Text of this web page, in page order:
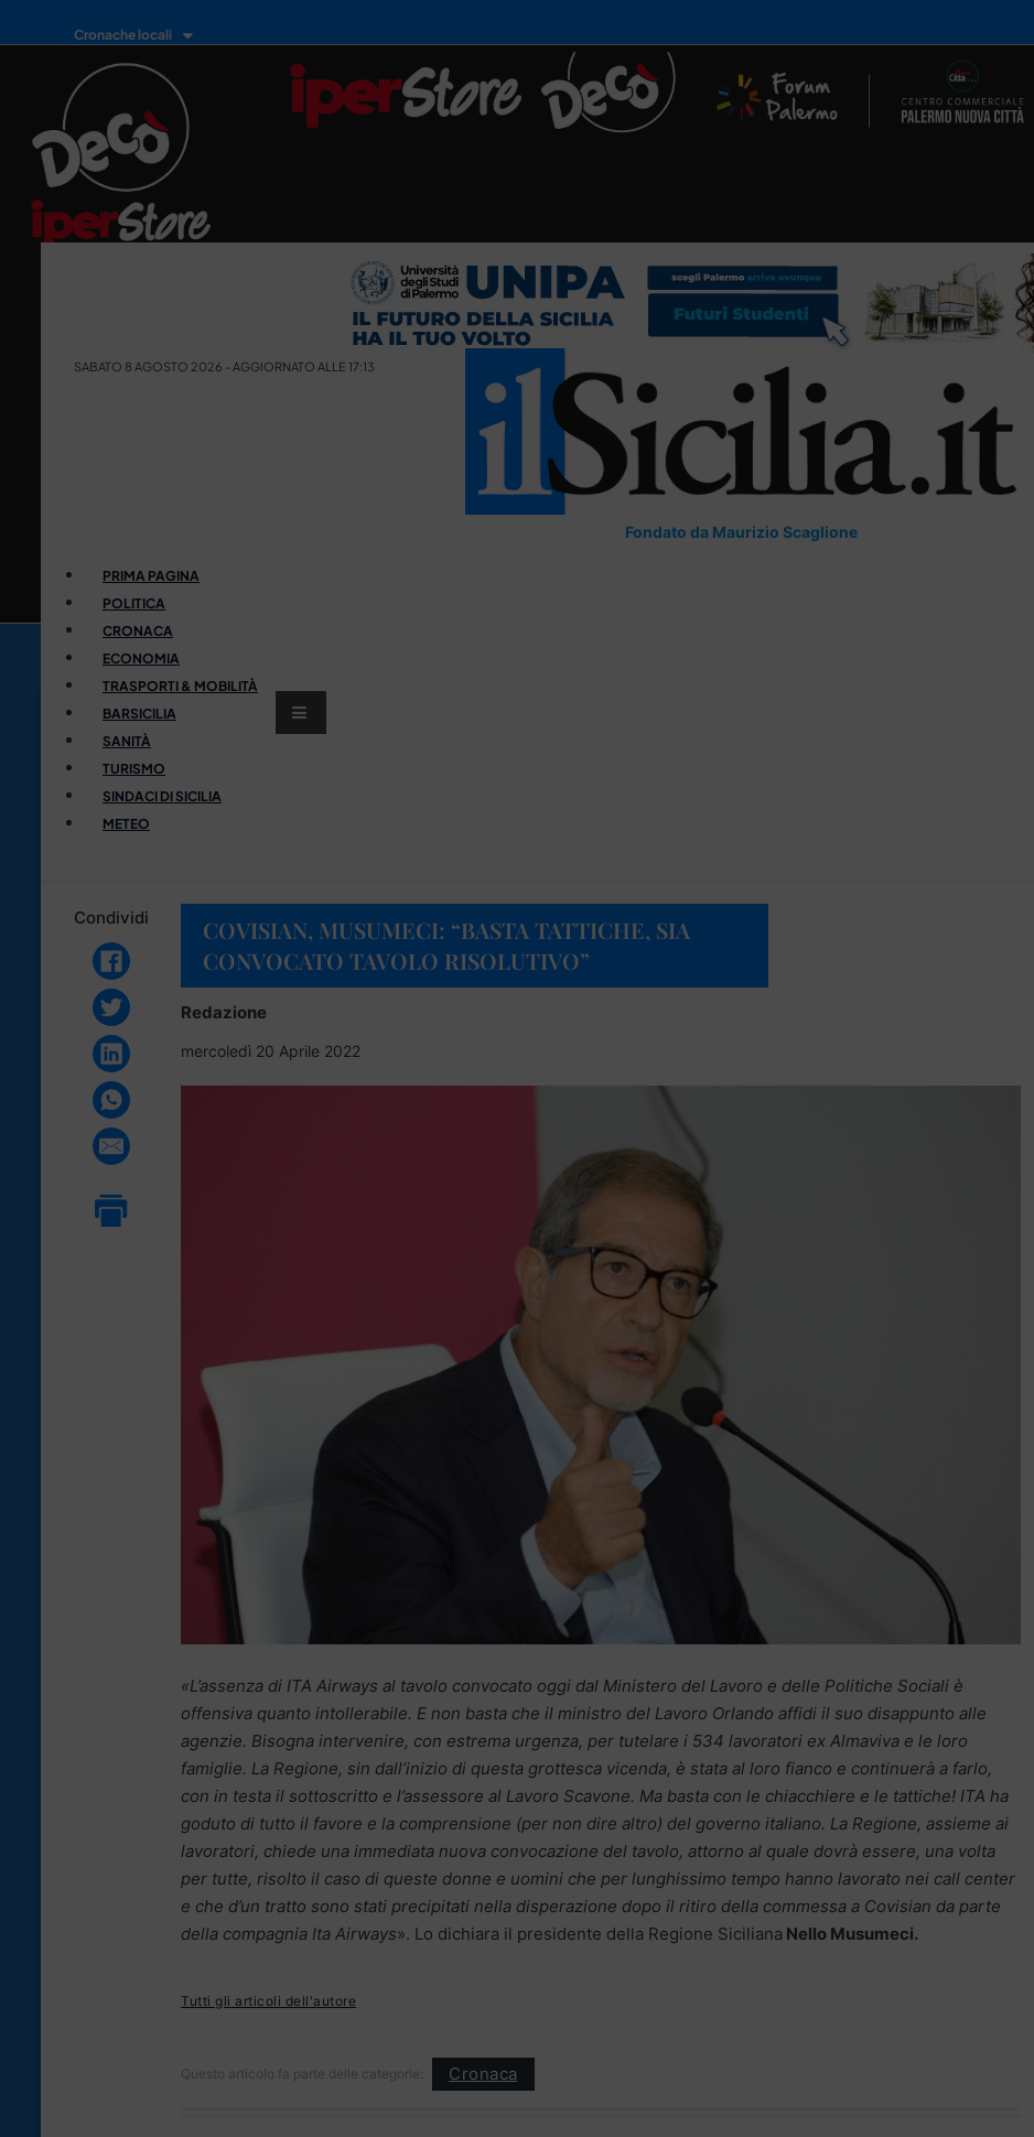
Cronache locali
SABATO 8 AGOSTO 2026 - AGGIORNATO ALLE 17:13
Fondato da Maurizio Scaglione
PRIMA PAGINA
POLITICA
CRONACA
ECONOMIA
TRASPORTI & MOBILITÀ
BARSICILIA
SANITÀ
TURISMO
SINDACI DI SICILIA
METEO
Condividi
COVISIAN, MUSUMECI: “BASTA TATTICHE, SIA
CONVOCATO TAVOLO RISOLUTIVO”
Redazione
mercoledì 20 Aprile 2022
«L’assenza di ITA Airways al tavolo convocato oggi dal Ministero del Lavoro e delle Politiche Sociali è
offensiva quanto intollerabile. E non basta che il ministro del Lavoro Orlando affidi il suo disappunto alle
agenzie. Bisogna intervenire, con estrema urgenza, per tutelare i 534 lavoratori ex Almaviva e le loro
famiglie. La Regione, sin dall’inizio di questa grottesca vicenda, è stata al loro fianco e continuerà a farlo,
con in testa il sottoscritto e l’assessore al Lavoro Scavone. Ma basta con le chiacchiere e le tattiche! ITA ha
goduto di tutto il favore e la comprensione (per non dire altro) del governo italiano. La Regione, assieme ai
lavoratori, chiede una immediata nuova convocazione del tavolo, attorno al quale dovrà essere, una volta
per tutte, risolto il caso di queste donne e uomini che per lunghissimo tempo hanno lavorato nei call center
e che d’un tratto sono stati precipitati nella disperazione dopo il ritiro della commessa a Covisian da parte
della compagnia Ita Airways». Lo dichiara il presidente della Regione Siciliana Nello Musumeci.
Tutti gli articoli dell'autore
Questo articolo fa parte delle categorie: Cronaca